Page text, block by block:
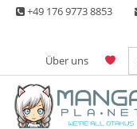
Skip +49 176 9773 8853
Über uns